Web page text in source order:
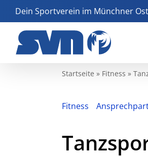
Zum
Inhalt
springen
Dein Sportverein im Münchner
Startseite » Fitness »
Fitness